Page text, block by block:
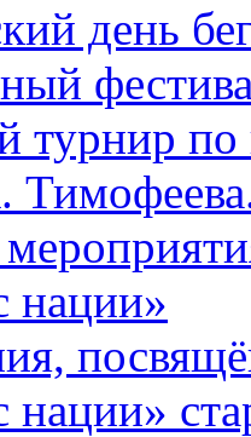
день
турнир по
нации»
нации»